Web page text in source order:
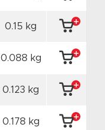
0.15 kg
0.088 kg
0.123 kg
0.178 kg